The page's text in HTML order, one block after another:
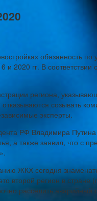
обязанность по
и 2020 гг. В соответствии
региона,
созывать
эксперты.
РФ Владимира
а также заявил, что с
ЖКХ сегодня
регион в стране
расселить аварийный